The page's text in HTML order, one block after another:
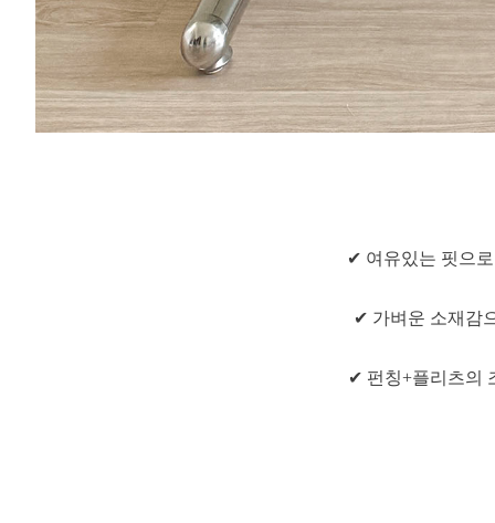
✔ 여유있는 핏으
✔ 가벼운 소재감
✔ 펀칭+플리츠의